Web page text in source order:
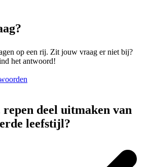
op een rij. Zit jouw vraag er niet bij?
het antwoord!
repen deel uitmaken van
leefstijl?